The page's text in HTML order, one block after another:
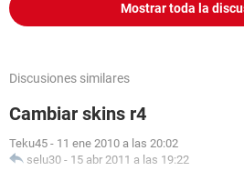
Mostrar toda la
Discusiones similares
Cambiar skins r4
Teku45 - 11 ene 2010 a las 20:02
selu30 - 15 abr 2011 a las 19:22